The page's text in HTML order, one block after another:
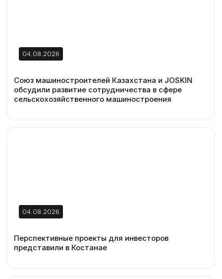
04.08.2026
Союз машиностроителей Казахстана и JOSKIN
обсудили развитие сотрудничества в сфере
сельскохозяйственного машиностроения
04.08.2026
Перспективные проекты для инвесторов
представили в Костанае